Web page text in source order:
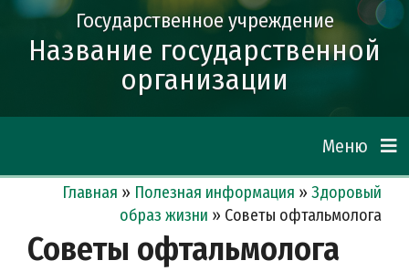
Государственное учреждение
Название государственной
организации
Меню
Главная » Полезная информация » Здоровый
образ жизни » Советы офтальмолога
Советы офтальмолога